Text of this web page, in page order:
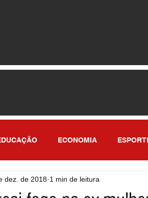
ECONOMIA
PAULO
dez. de 2018 1 min de leitura